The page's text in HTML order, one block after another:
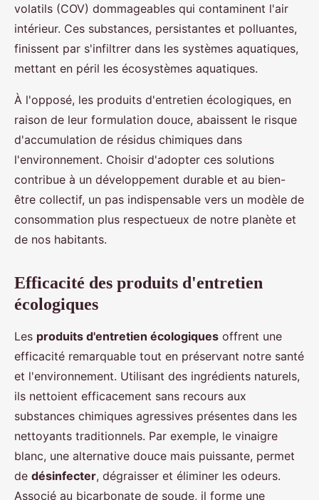
volatils (COV) dommageables qui contaminent l'air
intérieur. Ces substances, persistantes et polluantes,
finissent par s'infiltrer dans les systèmes aquatiques,
mettant en péril les écosystèmes aquatiques.
À l'opposé, les produits d'entretien écologiques, en
raison de leur formulation douce, abaissent le risque
d'accumulation de résidus chimiques dans
l'environnement. Choisir d'adopter ces solutions
contribue à un développement durable et au bien-
être collectif, un pas indispensable vers un modèle de
consommation plus respectueux de notre planète et
de nos habitants.
Efficacité des produits d'entretien
écologiques
Les produits d'entretien écologiques offrent une
efficacité remarquable tout en préservant notre santé
et l'environnement. Utilisant des ingrédients naturels,
ils nettoient efficacement sans recours aux
substances chimiques agressives présentes dans les
nettoyants traditionnels. Par exemple, le vinaigre
blanc, une alternative douce mais puissante, permet
de désinfecter, dégraisser et éliminer les odeurs.
Associé au bicarbonate de soude, il forme une